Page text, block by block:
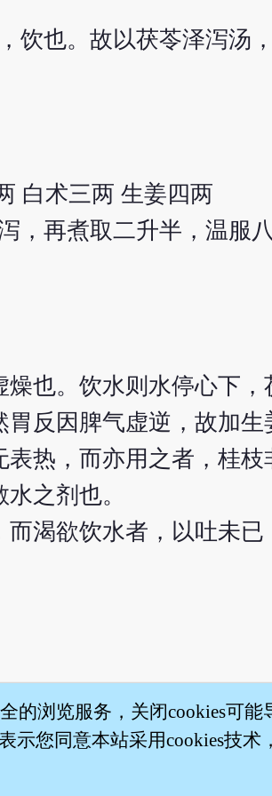
饮也。故以茯苓泽泻汤
白术三两 生姜四两
，再煮取二升半，温服
也。饮水则水停心下
胃反因脾气虚逆，故加
热，而亦用之者，桂
之剂也。
渴欲饮水者，以吐未
的浏览服务，关闭cookies可能
示您同意本站采用cookies技术